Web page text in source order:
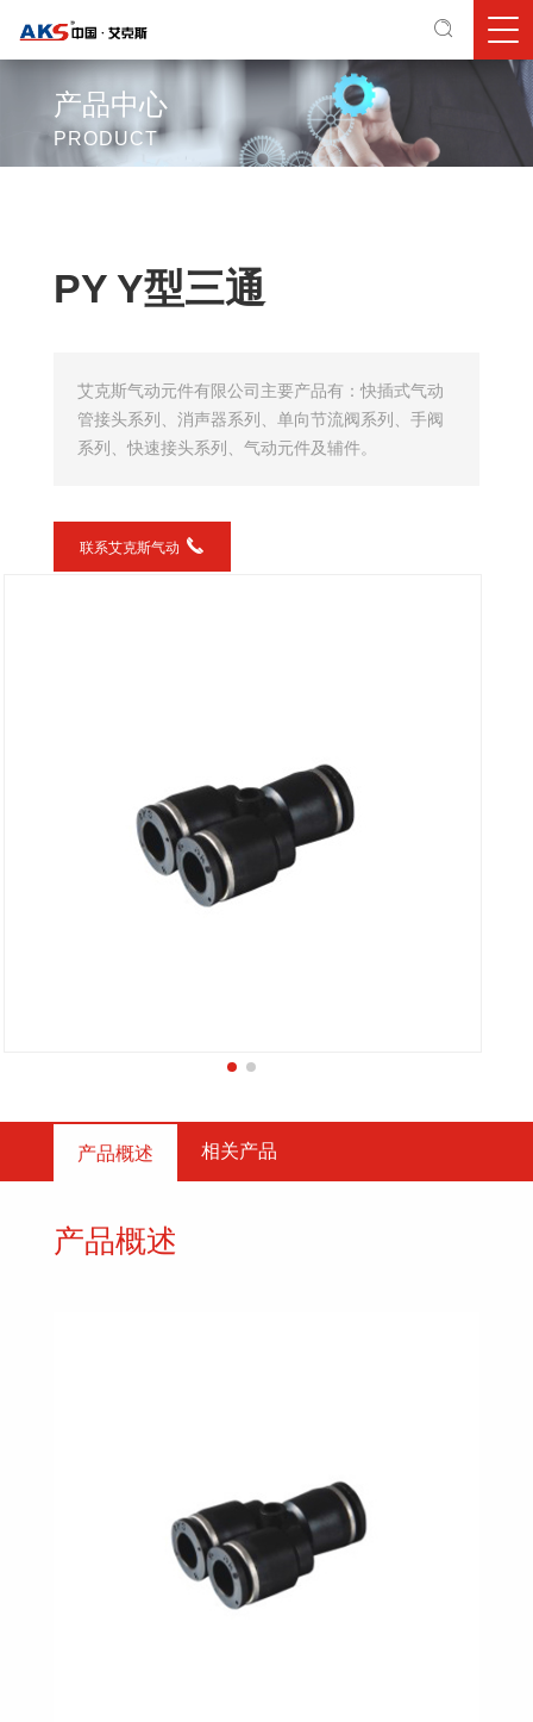
产品中心
PRODUCT
PY Y型三通
艾克斯气动元件有限公司主要产品有：快插式气动
管接头系列、消声器系列、单向节流阀系列、手阀
系列、快速接头系列、气动元件及辅件。
联系艾克斯气动
产品概述 相关产品
产品概述